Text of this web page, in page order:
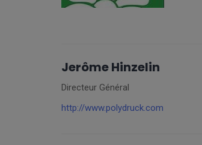
Jerôme Hinzelin
Directeur Général
http://www.polydruck.com